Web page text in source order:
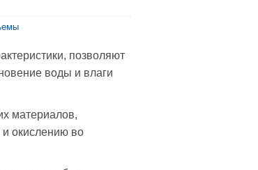
позволяют
воды и влаги
материалов,
и окислению во